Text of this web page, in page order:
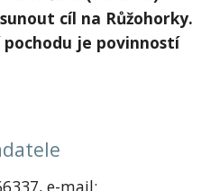
cíl na Růžohorky.
pochodu je povinností
e-mail: